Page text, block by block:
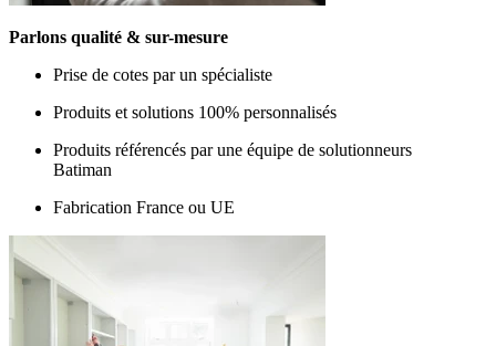
Parlons qualité & sur-mesure
Prise de cotes par un spécialiste
Produits et solutions 100% personnalisés
Produits référencés par une équipe de solutionneurs
Batiman
Fabrication France ou UE